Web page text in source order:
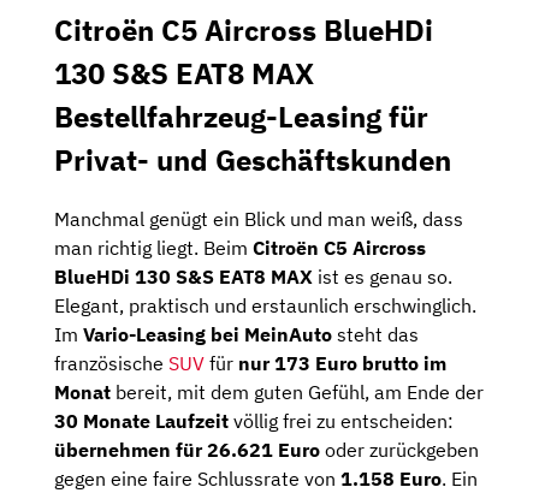
Citroën C5 Aircross BlueHDi
130 S&S EAT8 MAX
Bestellfahrzeug-Leasing für
Privat- und Geschäftskunden
Manchmal genügt ein Blick und man weiß, dass
man richtig liegt. Beim Citroën C5 Aircross
BlueHDi 130 S&S EAT8 MAX ist es genau so.
Elegant, praktisch und erstaunlich erschwinglich.
Im Vario-Leasing bei MeinAuto steht das
französische SUV für nur 173 Euro brutto im
Monat bereit, mit dem guten Gefühl, am Ende der
30 Monate Laufzeit völlig frei zu entscheiden:
übernehmen für 26.621 Euro oder zurückgeben
gegen eine faire Schlussrate von 1.158 Euro. Ein